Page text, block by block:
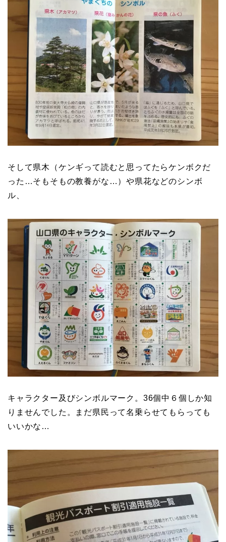
そして県木（ケンギって読むと思ってたらケンボクだ
った…そもそもの教養がな…）や県花などのシンボ
ル、
キャラクター及びシンボルマーク。36個中６個しか知
りませんでした。まだ県民って名乗らせてもらっても
いいかな…